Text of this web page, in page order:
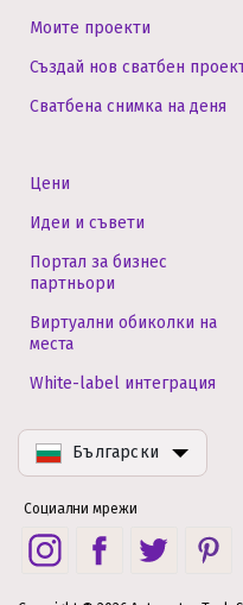
Моите проекти
Създай нов сватбен
Сватбена снимка на деня
Цени
Идеи и съвети
Портал за бизнес
партньори
Виртуални обиколки на
места
White-label интеграция
Български
Социални мрежи